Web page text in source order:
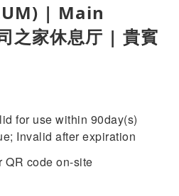
| Main
家休息厅 | 貴賓
for use within 90day(s)
Invalid after expiration
QR code on-site